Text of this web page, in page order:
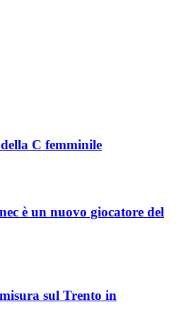
C femminile
è un nuovo giocatore del
sul Trento in